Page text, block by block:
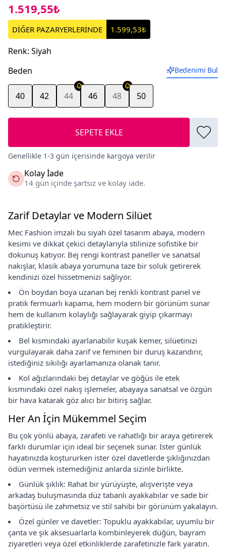
1.519,55₺
DİĞER PAZARYERLERİNDE 1.599,53₺
Renk: Siyah
Beden
Bedenimi Bul
40 42 44 46 48 50
SEPETE EKLE
Genellikle 1-3 gün içerisinde kargoya verilir
Kolay İade
14 gün içinde şartsız ve kolay iade.
Zarif Detaylar ve Modern Silüet
Mec Fashion imzalı bu siyah özel tasarım abaya, modern
kesimi ve dikkat çekici detaylarıyla stilinize sofistike bir
dokunuş katıyor. Bej rengi kontrast paneller ve sanatsal
nakışlar, klasik abaya yorumuna taze bir soluk getirerek
kendinizi özel hissetmenizi sağlıyor.
Ön boydan boya uzanan bej renkli kontrast panel ve
pratik fermuarlı kapama, hem modern bir görünüm sunar
hem de kullanım kolaylığı sağlayarak giyip çıkarmayı
pratikleştirir.
Bel kısmındaki ayarlanabilir kuşak kemer, silüetinizi
vurgulayarak daha zarif ve feminen bir duruş kazandırır,
istediğiniz sıkılığı ayarlamanıza olanak tanır.
Kol ağızlarındaki bej detaylar ve göğüs ile etek
kısmındaki özel nakış işlemeler, abayaya sanatsal ve özgün
bir hava katarak göz alıcı bir bitiriş sağlar.
Her An İçin Mükemmel Seçim
Bu çok yönlü abaya, zarafeti ve rahatlığı bir araya getirerek
farklı durumlar için ideal bir seçenek sunar. İster günlük
hayatınızda koştururken ister özel davetlerde şıklığınızdan
ödün vermek istemediğiniz anlarda sizinle birlikte.
Günlük şıklık: Rahat bir yürüyüşte, alışverişte veya
arkadaş buluşmasında düz tabanlı ayakkabılar ve sade bir
başörtüsü ile zahmetsiz ve stil sahibi bir görünüm yakalayın.
Özel günler ve davetler: Topuklu ayakkabılar, uyumlu bir
çanta ve şık aksesuarlarla kombinleyerek düğün, bayram
ziyaretleri veya özel etkinliklerde zarafetinizle fark yaratın.